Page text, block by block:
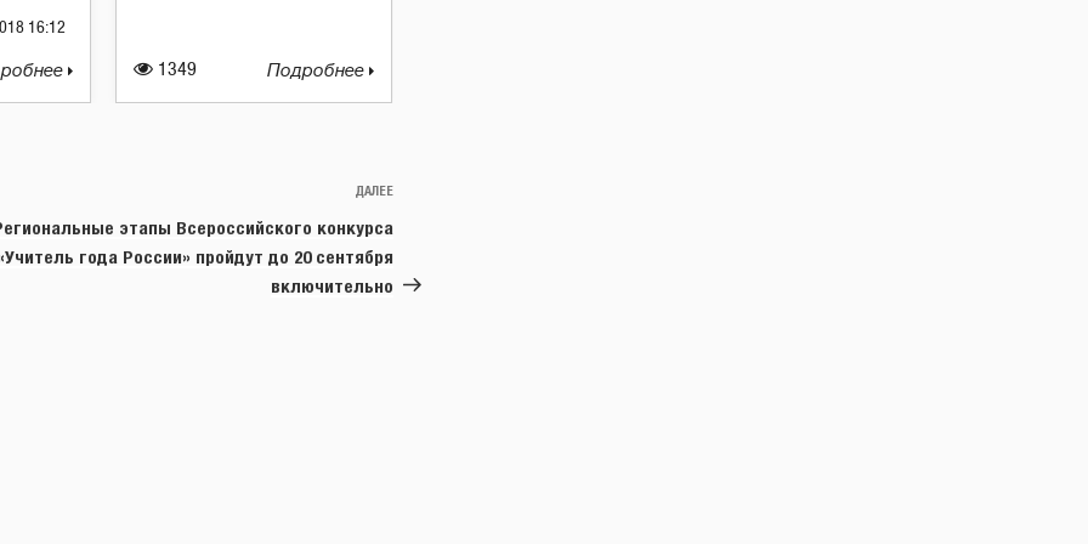
16:12
1349 Подробнее
Следующая
ДАЛЕЕ
этапы Всероссийского конкурса
года России» пройдут до 20 сентября
включительно